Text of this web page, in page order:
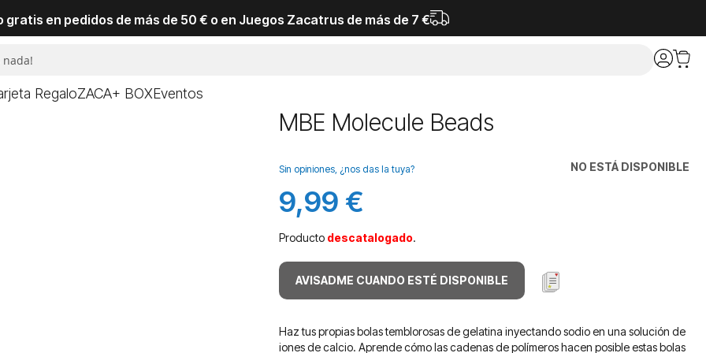
gratis en pedidos de más de 50 € o en Juegos Zacatrus de más de 7 €
RegaloZACA+ BOXEventos
MBE Molecule Beads
NO ESTÁ DISPONIBLE
Sin opiniones, ¿nos das la tuya?
9,99 €
Producto descatalogado.
AVISADME CUANDO ESTÉ DISPONIBLE
Haz tus propias bolas temblorosas de gelatina inyectando sodio en una solución de
iones de calcio. Aprende cómo las cadenas de polímeros hacen posible estas bolas